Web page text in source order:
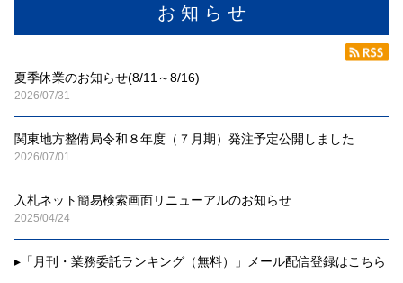
お 知 ら せ
夏季休業のお知らせ(8/11～8/16)
2026/07/31
関東地方整備局令和８年度（７月期）発注予定公開しました
2026/07/01
入札ネット簡易検索画面リニューアルのお知らせ
2025/04/24
▸ 「月刊・業務委託ランキング（無料）」メール配信登録はこちら